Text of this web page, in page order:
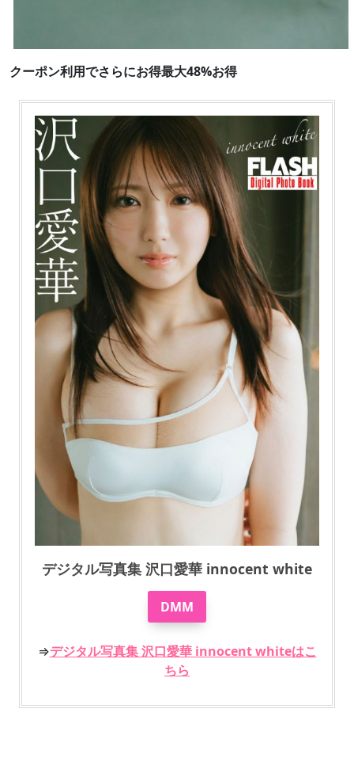
クーポン利用でさらにお得最大48%お得
デジタル写真集 沢口愛華 innocent white
DMM
⇒デジタル写真集 沢口愛華 innocent whiteはこ
ちら